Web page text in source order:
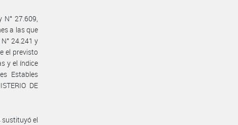
N° 27.609,
a las que
24.241 y
el previsto
y el índice
Estables
DE
sustituyó el